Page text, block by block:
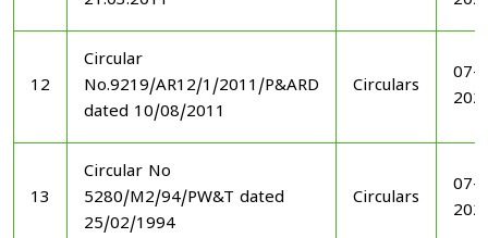
12
Circular
No.9219/AR12/1/2011/P&ARD
dated 10/08/2011
Circulars
07-
13
Circular No
5280/M2/94/PW&T dated
25/02/1994
Circulars
07-